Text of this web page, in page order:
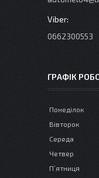
0662300553
ГРАФІК
Понеділок
Вівторок
Середа
Четвер
Пʼятниця